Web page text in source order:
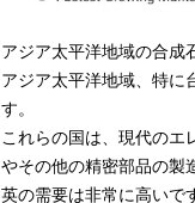
アジア太平洋地域の合成
アジア太平洋地域、特に
す。
これらの国は、現代のエ
やその他の精密部品の製
英の需要は非常に高いで